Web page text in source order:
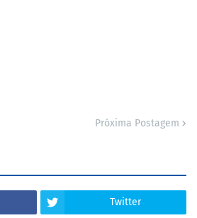
Próxima Postagem
Twitter